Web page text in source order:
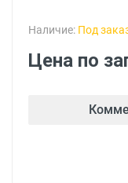
Наличие: Под
Цена по